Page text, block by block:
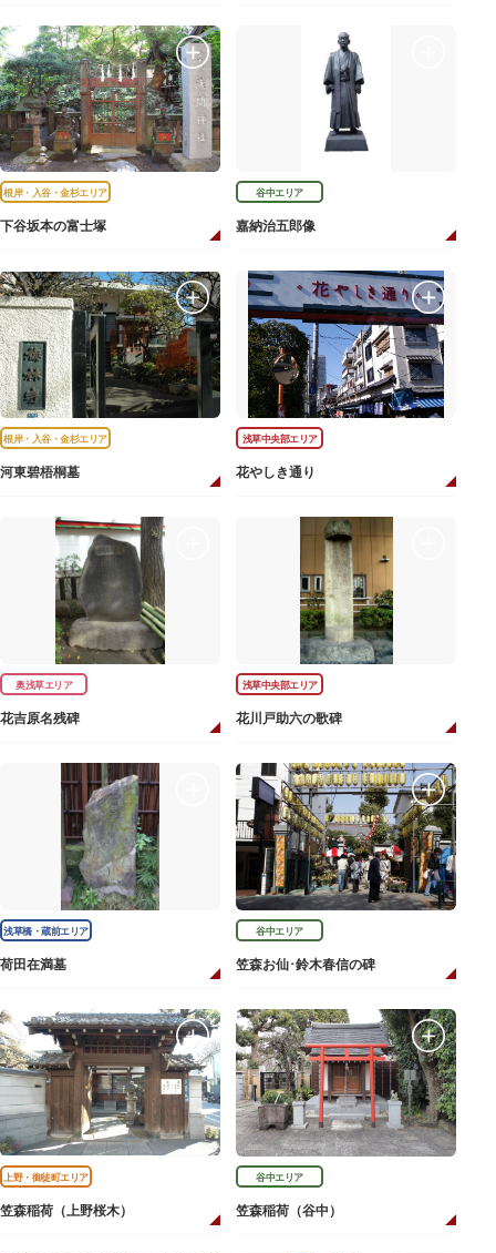
根岸・入谷・金杉エリア
下谷坂本の富士塚
谷中エリア
嘉納治五郎像
根岸・入谷・金杉エリア
河東碧梧桐墓
浅草中央部エリア
花やしき通り
奥浅草エリア
花吉原名残碑
浅草中央部エリア
花川戸助六の歌碑
浅草橋・蔵前エリア
荷田在満墓
谷中エリア
笠森お仙･鈴木春信の碑
上野・御徒町エリア
笠森稲荷（上野桜木）
谷中エリア
笠森稲荷（谷中）